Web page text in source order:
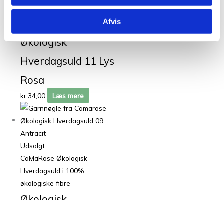
Afvis
Økologisk
Hverdagsuld 11 Lys
Rosa
kr.34,00 Læs mere
Udsolgt
CaMaRose Økologisk
Hverdagsuld i 100%
økologiske fibre